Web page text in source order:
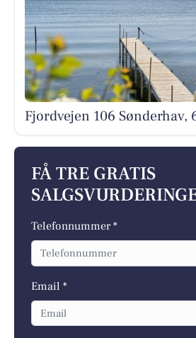
Fjordvejen 106 Sønderhav,
FÅ TRE GRATIS
Telefonnummer *
Email *